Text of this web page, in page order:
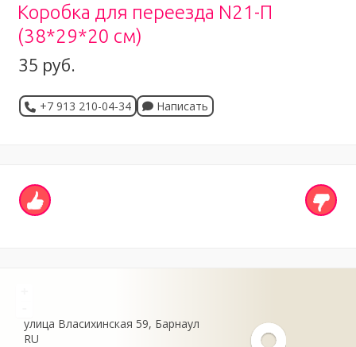
Коробка для переезда N21-П
(38*29*20 см)
35 руб.
+7 913 210-04-34 Написать
улица Власихинская 59 Барнаул
RU